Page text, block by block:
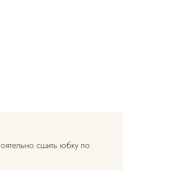
сшить юбку по